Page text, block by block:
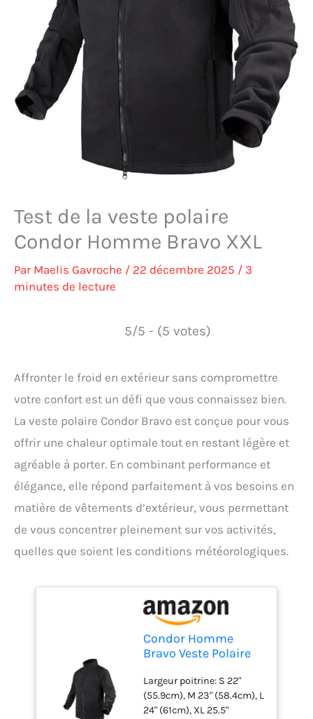
Test de la veste polaire
Condor Homme Bravo XXL
Par Maelis Gavroche / 22 décembre 2025 / 3
minutes de lecture
5/5 - (5 votes)
Affronter le froid en extérieur sans compromettre
votre confort est un défi que vous connaissez bien.
La veste polaire Condor Bravo est conçue pour vous
offrir une chaleur optimale tout en restant légère et
agréable à porter. En combinant performance et
élégance, elle répond parfaitement à vos besoins en
matière de vêtements d’extérieur, vous permettant
de vous concentrer pleinement sur vos activités,
quelles que soient les conditions météorologiques.
Condor Homme
Bravo Veste Polaire
Largeur poitrine: S 22"
(55.9cm), M 23" (58.4cm), L
24" (61cm), XL 25.5"